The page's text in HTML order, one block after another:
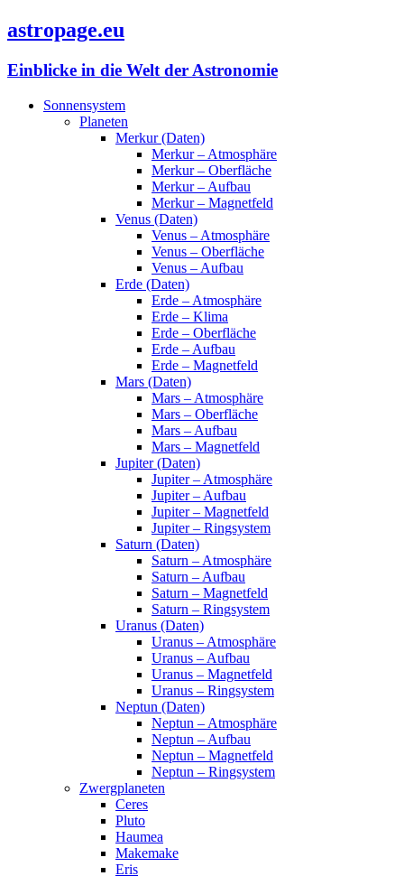
astropage.eu
Einblicke in die Welt der Astronomie
Sonnensystem
Planeten
Merkur (Daten)
Merkur – Atmosphäre
Merkur – Oberfläche
Merkur – Aufbau
Merkur – Magnetfeld
Venus (Daten)
Venus – Atmosphäre
Venus – Oberfläche
Venus – Aufbau
Erde (Daten)
Erde – Atmosphäre
Erde – Klima
Erde – Oberfläche
Erde – Aufbau
Erde – Magnetfeld
Mars (Daten)
Mars – Atmosphäre
Mars – Oberfläche
Mars – Aufbau
Mars – Magnetfeld
Jupiter (Daten)
Jupiter – Atmosphäre
Jupiter – Aufbau
Jupiter – Magnetfeld
Jupiter – Ringsystem
Saturn (Daten)
Saturn – Atmosphäre
Saturn – Aufbau
Saturn – Magnetfeld
Saturn – Ringsystem
Uranus (Daten)
Uranus – Atmosphäre
Uranus – Aufbau
Uranus – Magnetfeld
Uranus – Ringsystem
Neptun (Daten)
Neptun – Atmosphäre
Neptun – Aufbau
Neptun – Magnetfeld
Neptun – Ringsystem
Zwergplaneten
Ceres
Pluto
Haumea
Makemake
Eris